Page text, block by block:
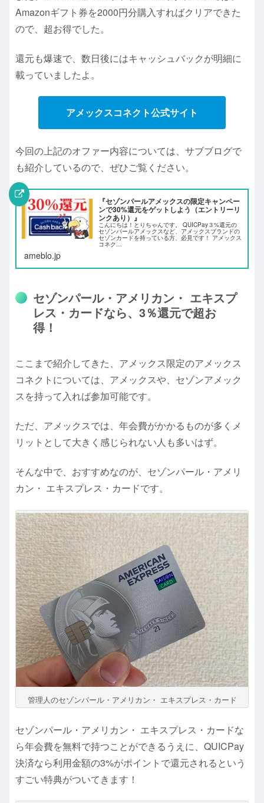
Amazonギフト券を2000円分購入すればクリアできた
ので、超お得でした。
還元も爆速で、数日後にはキャッシュバックが明細に
載っていましたよ。
アメックスコネクト公式サイト
今回の上記のオファー内容については、サブブログで
も紹介しているので、ぜひご覧ください。
『セゾンパールアメックスの限定キャンペー
ンで30%還元をゲットしよう（エントリーリ
ンクあり）』
こんにちは！とりちゃんです。 QUICPay３%還元の
セゾンパールアメックスなど、アメックスブランドの
セゾンカードを持っている方、必見です！ アメックス
コネク…
ameblo.jp
セゾンパール・アメリカン・ エキスプ
レス・カードなら、3％還元で超お
得！
ここまで紹介してきた、アメックス限定のアメックス
コネクトについては、アメックスや、セゾンアメック
スを持って入れば参加可能です。
ただ、アメックスでは、年会費がかかるものが多くメ
リットとして大きく感じられない人も多いはず。
そんな中で、おすすめなのが、セゾンパール・アメリ
カン・ エキスプレス・カードです。
管理人のセゾンパール・アメリカン・ エキスプレス・カード
セゾンパール・アメリカン・ エキスプレス・カードな
ら年会費を無料で持つことができるうえに、QUICPay
決済なら利用金額の3%がポイントで還元されるという
すごい特典がついてきます！